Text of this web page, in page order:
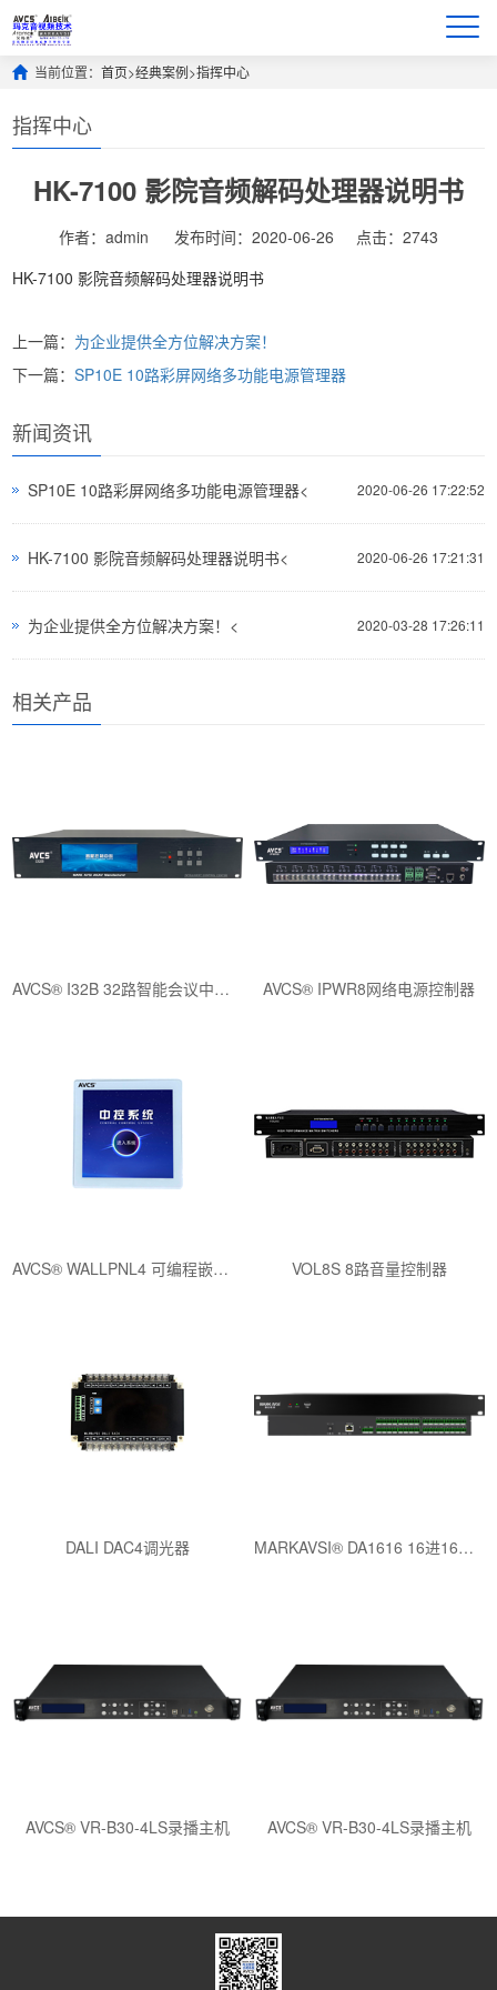
当前位置：首页>经典案例>指挥中心
指挥中心
HK-7100 影院音频解码处理器说明书
作者：admin 发布时间：2020-06-26
点击：2743
HK-7100 影院音频解码处理器说明书
上一篇： 为企业提供全方位解决方案！
下一篇：SP10E 10路彩屏网络多功能电源管理器
新闻资讯
2020-06-26 17:22:52
SP10E 10路彩屏网络多功能电源管理器<
2020-06-26 17:21:31
HK-7100 影院音频解码处理器说明书<
2020-03-28 17:26:11
为企业提供全方位解决方案！<
相关产品
AVCS® I32B 32路智能会议中控系统 AVCS® IPWR8网络电源控制器
AVCS® WALLPNL4 可编程嵌墙式4寸触控面板 VOL8S 8路音量控制器
DALI DAC4调光器 MARKAVSI® DA1616 16进16出音频处理器
AVCS® VR-B30-4LS录播主机 AVCS® VR-B30-4LS录播主机